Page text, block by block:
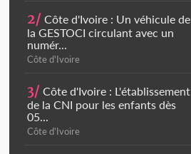
2/ Côte d'Ivoire : Un véhicule de
la GESTOCI circulant avec un
numér...
Côte d'Ivoire
3/ Côte d'Ivoire : L'établissement
de la CNI pour les enfants dès
05...
Côte d'Ivoire